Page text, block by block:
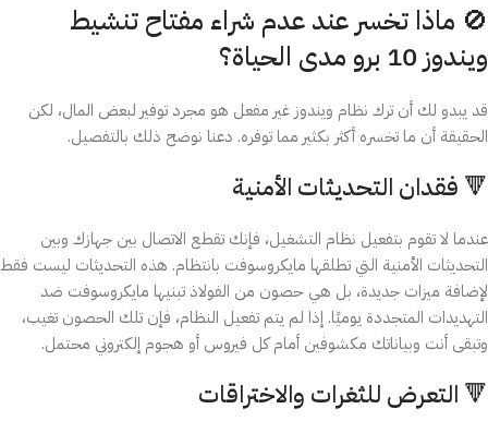
🚫 ماذا تخسر عند عدم شراء مفتاح تنشيط
ويندوز 10 برو مدى الحياة؟
قد يبدو لك أن ترك نظام ويندوز غير مفعل هو مجرد توفير لبعض المال، لكن
الحقيقة أن ما تخسره أكثر بكثير مما توفره. دعنا نوضح ذلك بالتفصيل.
🔻 فقدان التحديثات الأمنية
عندما لا تقوم بتفعيل نظام التشغيل، فإنك تقطع الاتصال بين جهازك وبين
التحديثات الأمنية التي تطلقها مايكروسوفت بانتظام. هذه التحديثات ليست فقط
لإضافة ميزات جديدة، بل هي حصون من الفولاذ تبنيها مايكروسوفت ضد
التهديدات المتجددة يوميًا. إذا لم يتم تفعيل النظام، فإن تلك الحصون تغيب،
وتبقى أنت وبياناتك مكشوفين أمام كل فيروس أو هجوم إلكتروني محتمل.
🔻 التعرض للثغرات والاختراقات